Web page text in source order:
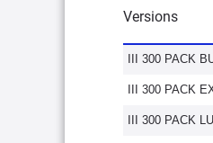
Versions
III 300 PACK
III 300 PACK
III 300 PACK